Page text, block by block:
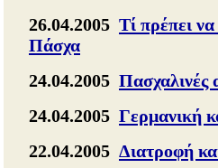
26.04.2005 Τί πρέπει
Πάσχα
24.04.2005 Πασχαλινές
24.04.2005 Γερμανική
22.04.2005 Διατροφή